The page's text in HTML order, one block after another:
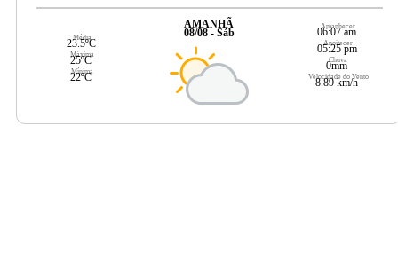
Média
23.5ºC
Máxima
25ºC
Mínima
22ºC
AMANHÃ
08/08 - Sáb
Amanhecer
06:07 am
Anoitecer
05:25 pm
Chuva
0mm
Velocidade do Vento
8.89 km/h